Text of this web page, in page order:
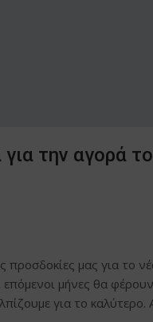
την αγορά
προσδοκίες μας για το
επόμενοι μήνες θα
για το